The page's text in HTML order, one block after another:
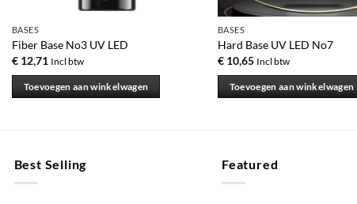
BASES
Fiber Base No3 UV LED
€12,71 Incl btw
Toevoegen aan winkelwagen
BASES
Hard Base UV LED No7
€10,65 Incl btw
Toevoegen aan winkelwagen
Best Selling Featured